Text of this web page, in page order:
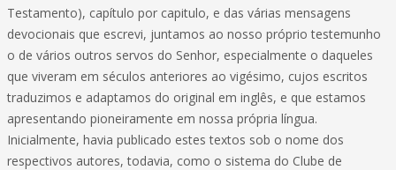
Testamento), capítulo por capitulo, e das várias mensagens
devocionais que escrevi, juntamos ao nosso próprio testemunho
o de vários outros servos do Senhor, especialmente o daqueles
que viveram em séculos anteriores ao vigésimo, cujos escritos
traduzimos e adaptamos do original em inglês, e que estamos
apresentando pioneiramente em nossa própria língua.
Inicialmente, havia publicado estes textos sob o nome dos
respectivos autores, todavia, como o sistema do Clube de